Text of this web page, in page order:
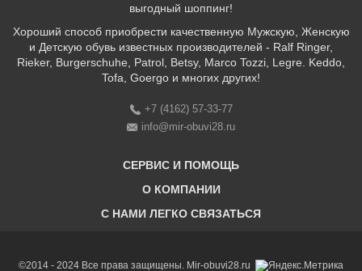
выгодный шоппинг!
Хороший способ приобрести качественную Мужскую, Женскую
и Детскую обувь известных производителей - Ralf Ringer,
Rieker, Burgerschuhe, Patrol, Betsy, Marco Tozzi, Legre. Keddo,
Tofa, Goergo и многих других!
+7 (4162) 57-33-77
info@mir-obuvi28.ru
СЕРВИС И ПОМОЩЬ
Бонусная программа
О КОМПАНИИ
C НАМИ ЛЕГКО СВЯЗАТЬСЯ
©2014 - 2024 Все права защищены. Mir-obuvi28.ru